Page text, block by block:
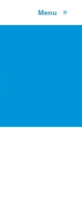
Menu ≡